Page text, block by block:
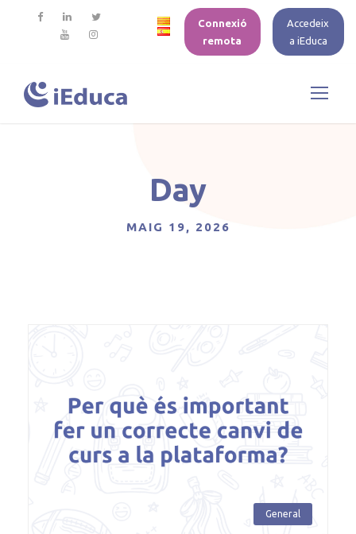
Connexió
remota
Accedeix
a iEduca
Day
MAIG 19, 2026
General